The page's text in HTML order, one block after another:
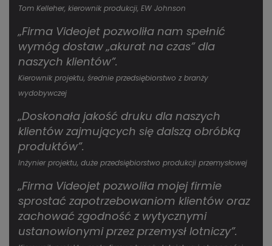
Tom Kelleher, kierownik produkcji, EW Johnson
„Firma Videojet pozwoliła nam spełnić
wymóg dostaw „akurat na czas” dla
naszych klientów”.
Kierownik projektu, średnie przedsiębiorstwo z branży
wydobywczej
„Doskonała jakość druku dla naszych
klientów zajmujących się dalszą obróbką
produktów”.
Inżynier projektu, duże przedsiębiorstwo produkcji przemysłowej
„Firma Videojet pozwoliła mojej firmie
sprostać zapotrzebowaniom klientów oraz
zachować zgodność z wytycznymi
ustanowionymi przez przemysł lotniczy”.